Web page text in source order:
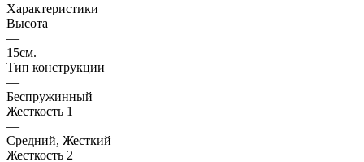
Характеристики
Высота
—
15см.
Тип конструкции
—
Беспружинный
Жесткость 1
—
Средний, Жесткий
Жесткость 2